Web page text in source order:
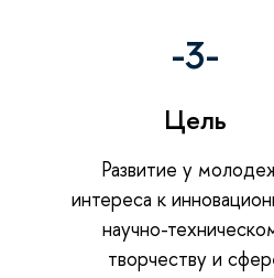
-3-
Цель
Развитие у
интереса к
научно-
творчеству и